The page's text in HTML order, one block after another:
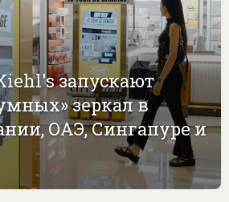
запускают
зеркал в
ОАЭ, Сингапуре и